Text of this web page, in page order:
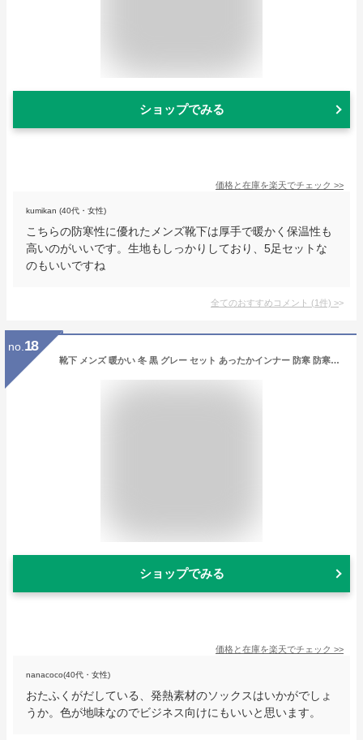
ショップでみる
価格と在庫を楽天でチェック >>
kumikan (40代・女性)
こちらの防寒性に優れたメンズ靴下は厚手で暖かく保温性も
高いのがいいです。生地もしっかりしており、5足セットな
のもいいですね
全てのおすすめコメント (1件) >
no. 18
靴下 メンズ 暖かい 冬 黒 グレー セット あったかインナー 防寒 防寒グッズ あったかい インナー スキー スノーボード 冷え性 冷え対策 / おたふく BTサーモソックス 靴下 オールパイル 先丸 2P JW-131
ショップでみる
価格と在庫を楽天でチェック >>
nanacoco(40代・女性)
おたふくがだしている、発熱素材のソックスはいかがでしょ
うか。色が地味なのでビジネス向けにもいいと思います。